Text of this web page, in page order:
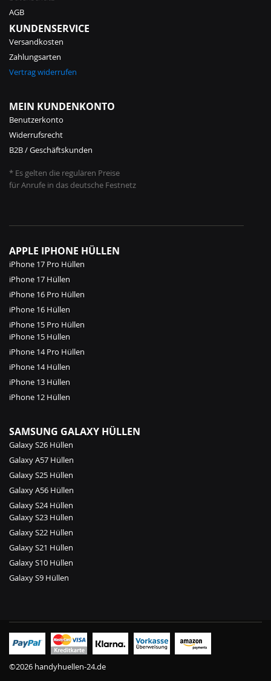
AGB
KUNDENSERVICE
Versandkosten
Zahlungsarten
Vertrag widerrufen
MEIN KUNDENKONTO
Benutzerkonto
Widerrufsrecht
B2B / Geschäftskunden
* Es gelten die regulären Preise
für Anrufe in das deutsche Festnetz
APPLE IPHONE HÜLLEN
iPhone 17 Pro Hüllen
iPhone 17 Hüllen
iPhone 16 Pro Hüllen
iPhone 16 Hüllen
iPhone 15 Pro Hüllen
iPhone 15 Hüllen
iPhone 14 Pro Hüllen
iPhone 14 Hüllen
iPhone 13 Hüllen
iPhone 12 Hüllen
SAMSUNG GALAXY HÜLLEN
Galaxy S26 Hüllen
Galaxy A57 Hüllen
Galaxy S25 Hüllen
Galaxy A56 Hüllen
Galaxy S24 Hüllen
Galaxy S23 Hüllen
Galaxy S22 Hüllen
Galaxy S21 Hüllen
Galaxy S10 Hüllen
Galaxy S9 Hüllen
©2026 handyhuellen-24.de